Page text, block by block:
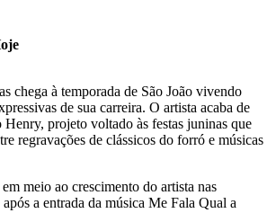
chega à temporada de São João vivendo
de sua carreira. O artista acaba de
projeto voltado às festas juninas que
regravações de clássicos do forró e músicas
meio ao crescimento do artista nas
a entrada da música Me Fala Qual a